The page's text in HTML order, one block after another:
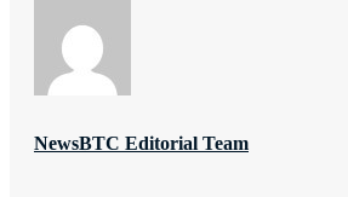
NewsBTC Editorial Team